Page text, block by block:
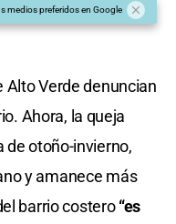
medios preferidos en Google
Alto Verde denuncian
Ahora, la queja
otoño-invierno,
y amanece más
barrio costero“es